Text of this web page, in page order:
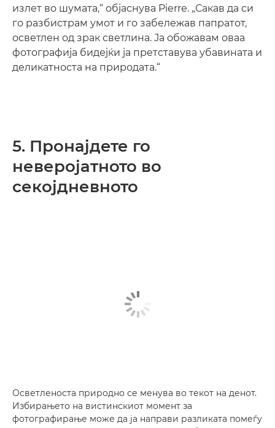
излет во шумата,“ објаснува Pierre. „Сакав да си
го разбистрам умот и го забележав папратот,
осветлен од зрак светлина. Ја обожавам оваа
фотографија бидејќи ја претставува убавината и
деликатноста на природата.“
5. Пронајдете го
неверојатното во
секојдневното
Осветленоста природно се менува во текот на денот.
Избирањето на вистинскиот момент за
фотографирање може да ја направи разликата помеѓу